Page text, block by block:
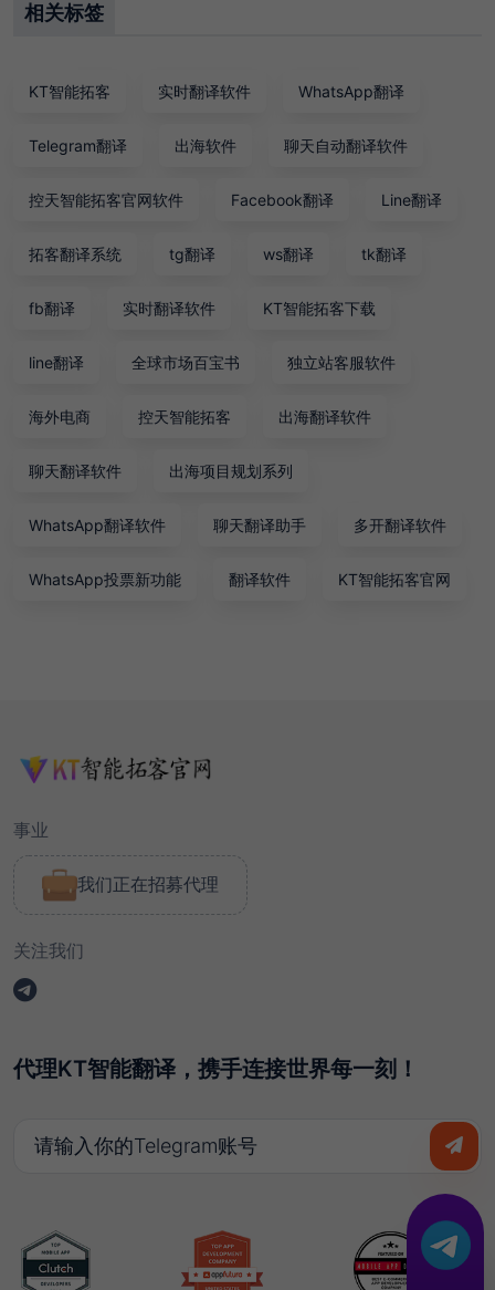
相关标签
KT智能拓客 实时翻译软件 WhatsApp翻译
Telegram翻译 出海软件 聊天自动翻译软件
控天智能拓客官网软件 Facebook翻译 Line翻译
拓客翻译系统 tg翻译 ws翻译 tk翻译
fb翻译 实时翻译软件 KT智能拓客下载
line翻译 全球市场百宝书 独立站客服软件
海外电商 控天智能拓客 出海翻译软件
聊天翻译软件 出海项目规划系列
WhatsApp翻译软件 聊天翻译助手 多开翻译软件
WhatsApp投票新功能 翻译软件 KT智能拓客官网
事业
我们正在招募代理
关注我们
代理KT智能翻译，携手连接世界每一刻！